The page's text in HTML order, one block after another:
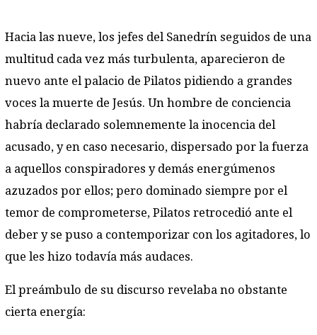
Hacia las nueve, los jefes del Sanedrín seguidos de una
multitud cada vez más turbulenta, aparecieron de
nuevo ante el palacio de Pilatos pidiendo a grandes
voces la muerte de Jesús. Un hombre de conciencia
habría declarado solemnemente la inocencia del
acusado, y en caso necesario, dispersado por la fuerza
a aquellos conspiradores y demás energúmenos
azuzados por ellos; pero dominado siempre por el
temor de comprometerse, Pilatos retrocedió ante el
deber y se puso a contemporizar con los agitadores, lo
que les hizo todavía más audaces.
El preámbulo de su discurso revelaba no obstante
cierta energía: